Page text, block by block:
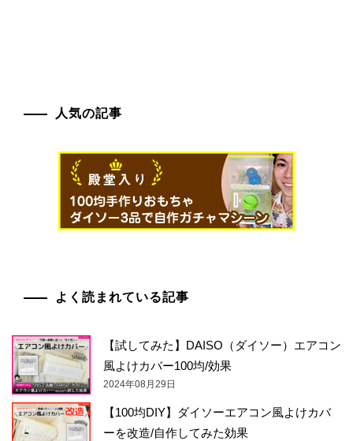
人気の記事
よく読まれている記事
【試してみた】DAISO（ダイソー）エアコン
風よけカバー100均/効果
2024年08月29日
【100均DIY】ダイソーエアコン風よけカバ
ーを改造/自作してみた効果